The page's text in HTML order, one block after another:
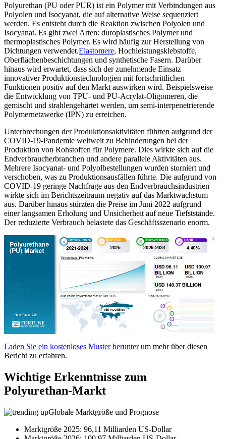
Polyurethan (PU oder PUR) ist ein Polymer mit Verbindungen aus
Polyolen und Isocyanat, die auf alternative Weise sequenziert
werden. Es entsteht durch die Reaktion zwischen Polyolen und
Isocyanat. Es gibt zwei Arten: duroplastisches Polymer und
thermoplastisches Polymer. Es wird häufig zur Herstellung von
Dichtungen verwendet.Elastomere, Hochleistungsklebstoffe,
Oberflächenbeschichtungen und synthetische Fasern. Darüber
hinaus wird erwartet, dass sich der zunehmende Einsatz
innovativer Produktionstechnologien mit fortschrittlichen
Funktionen positiv auf den Markt auswirken wird. Beispielsweise
die Entwicklung von TPU- und PU-Acrylat-Oligomeren, die
gemischt und strahlengehärtet werden, um semi-interpenetrierende
Polymernetzwerke (IPN) zu erreichen.
Unterbrechungen der Produktionsaktivitäten führten aufgrund der
COVID-19-Pandemie weltweit zu Behinderungen bei der
Produktion von Rohstoffen für Polymere. Dies wirkte sich auf die
Endverbraucherbranchen und andere parallele Aktivitäten aus.
Mehrere Isocyanat- und Polyolbestellungen wurden storniert und
verschoben, was zu Produktionsausfällen führte. Die aufgrund von
COVID-19 geringe Nachfrage aus den Endverbrauchsindustrien
wirkte sich im Berichtszeitraum negativ auf das Marktwachstum
aus. Darüber hinaus stürzten die Preise im Juni 2022 aufgrund
einer langsamen Erholung und Unsicherheit auf neue Tiefststände.
Der reduzierte Verbrauch belastete das Geschäftsszenario enorm.
Laden Sie ein kostenloses Muster herunterum mehr über diesen
Bericht zu erfahren.
Wichtige Erkenntnisse zum
Polyurethan-Markt
Globale Marktgröße und Prognose
Marktgröße 2025: 96,11 Milliarden US-Dollar